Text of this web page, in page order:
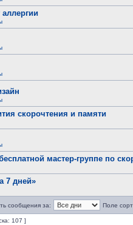
скорочтения и памяти
мастер-группе по
7 дней»
сообщения за: Поле
107 ]